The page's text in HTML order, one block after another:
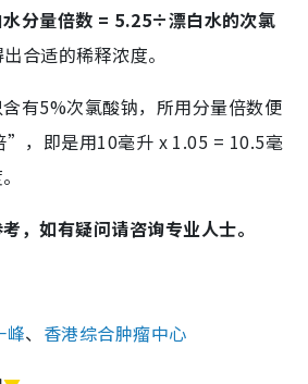
分量倍数 = 5.25÷漂白水的次氯
合适的稀释浓度。
有5%次氯酸钠，所用分量倍数便
，即是用10毫升 x 1.05 = 10.5毫
，如有疑问请咨询专业人士。
峰、 香港综合肿瘤中心